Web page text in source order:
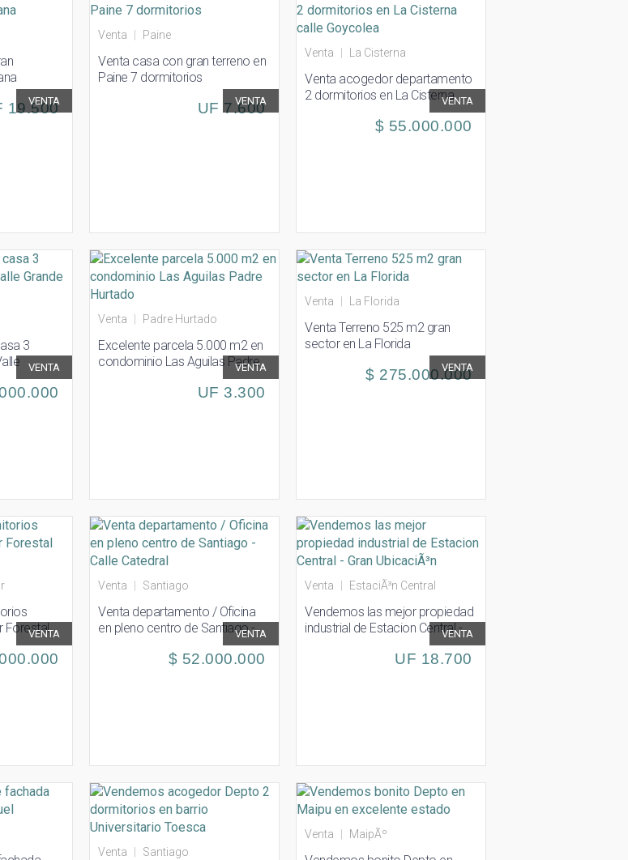
VENTA
19.500 VENTA
Venta | Paine
Venta casa con gran terreno en
Paine 7 dormitorios
UF 7.600 VENTA
Venta | La Cisterna
Venta acogedor departamento
2 dormitorios en La Cisterna
$ 55.000.000
VENTA
3
VENTA
Venta | Padre Hurtado
Excelente parcela 5.000 m2 en
condominio Las Aguilas Padre
UF 3.300
VENTA
Venta | La Florida
Venta Terreno 525 m2 gran
sector en La Florida
$ 275.000.000
VENTA
Forestal
VENTA
Venta | Santiago
Venta departamento / Oficina
en pleno centro de Santiago -
$ 52.000.000
VENTA
Venta | EstaciÃ³n Central
Vendemos las mejor propiedad
industrial de Estacion Central -
UF 18.700
Venta | Santiago
Venta | MaipÃº